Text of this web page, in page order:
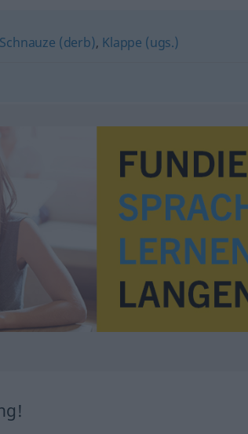
Schnauze (derb), Klappe (ugs.)